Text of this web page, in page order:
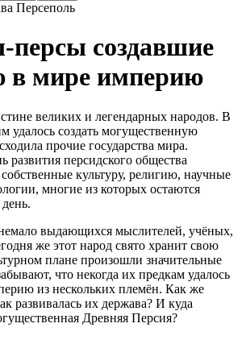
создавшие
в мире империю
великих и легендарных народов. В
удалось создать могущественную
прочие государства мира.
персидского общества
культуру, религию, научные
многие из которых остаются
выдающихся мыслителей, учёных,
же этот народ свято хранит свою
плане произошли значительные
что некогда их предкам удалось
из нескольких племён. Как же
развивалась их держава? И куда
Древняя Персия?